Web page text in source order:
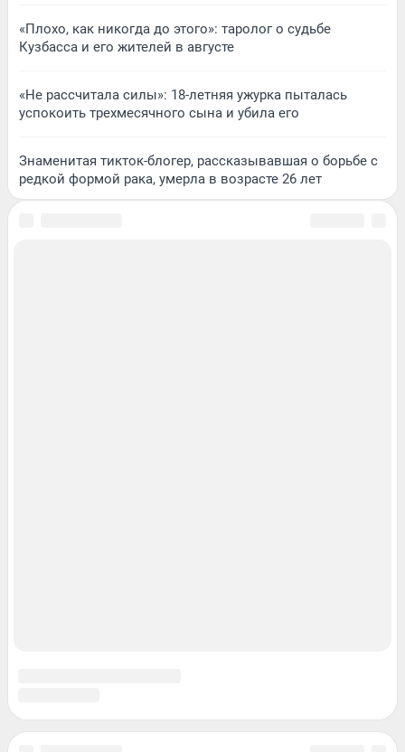
«Плохо, как никогда до этого»: таролог о судьбе
Кузбасса и его жителей в августе
«Не рассчитала силы»: 18-летняя ужурка пыталась
успокоить трехмесячного сына и убила его
Знаменитая тикток-блогер, рассказывавшая о борьбе с
редкой формой рака, умерла в возрасте 26 лет